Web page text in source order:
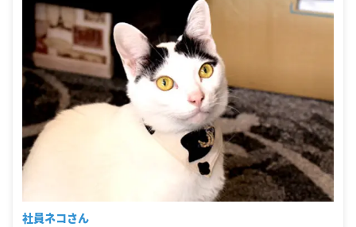
社員ネコさん